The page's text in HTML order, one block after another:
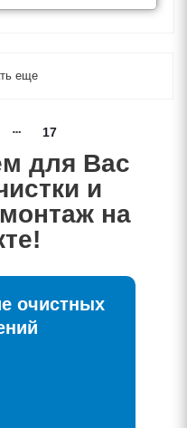
еще
17
для Вас
и
на
очистных